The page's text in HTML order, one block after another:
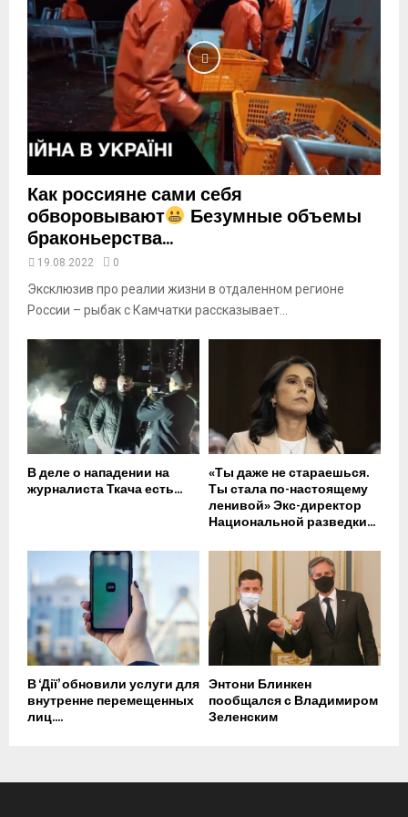
y
b
e
Как россияне сами себя
обворовывают Безумные объемы
браконьерства...
19.08.2022 0
Эксклюзив про реалии жизни в отдаленном регионе
России – рыбак с Камчатки рассказывает...
В деле о нападении на
журналиста Ткача есть...
«Ты даже не стараешься.
Ты стала по-настоящему
ленивой» Экс-директор
Национальной разведки...
В ‘Дії’ обновили услуги для
внутренне перемещенных
лиц....
Энтони Блинкен
пообщался с Владимиром
Зеленским